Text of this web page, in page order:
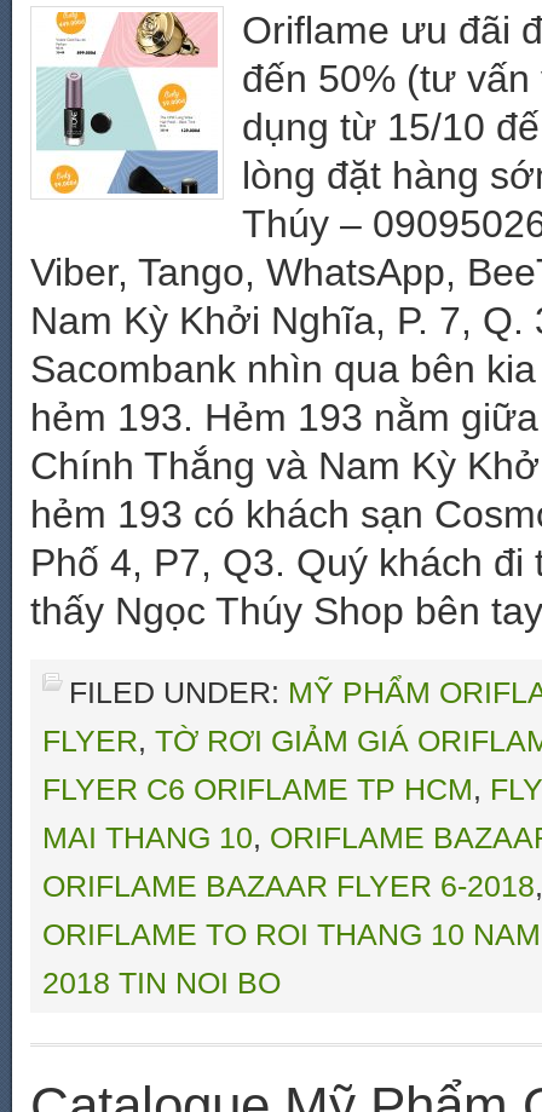
Oriflame ưu đãi
đến 50% (tư
dụng từ 15/10
lòng đặt hàng
Thúy –
Viber, Tango, WhatsApp,
Nam Kỳ Khởi Nghĩa, P. 7,
Sacombank nhìn qua bên
hẻm 193. Hẻm 193 nằm
Chính Thắng và Nam Kỳ
hẻm 193 có khách sạn
Phố 4, P7, Q3. Quý khách
thấy Ngọc Thúy Shop bên
FILED UNDER: MỸ PHẨM
FLYER, TỜ RƠI GIẢM GIÁ
FLYER C6 ORIFLAME TP HCM,
MAI THANG 10, ORIFLAME
ORIFLAME BAZAAR FLYER 6-2018
ORIFLAME TO ROI THANG 10
2018 TIN NOI BO